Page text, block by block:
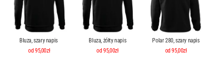
Bluza, szary napis
od 95,00zł
Bluza, żółty napis
od 95,00zł
Polar 280, szary napis
od 95,00zł